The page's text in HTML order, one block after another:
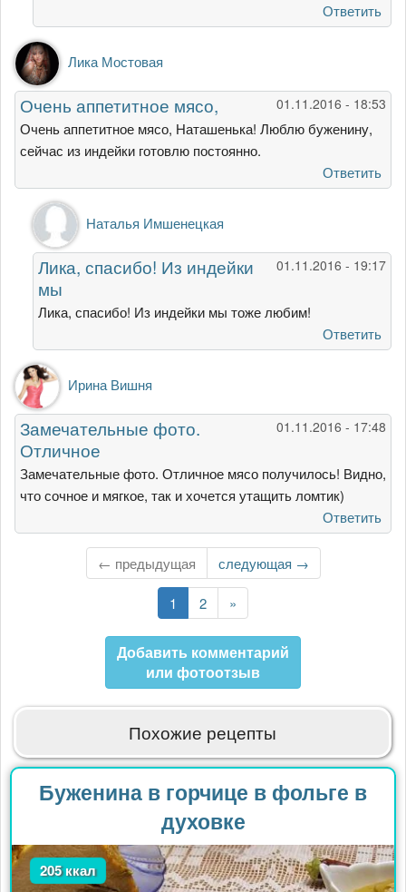
Ответить
Лика Мостовая
01.11.2016 - 18:53
Очень аппетитное мясо,
Очень аппетитное мясо, Наташенька! Люблю буженину,
сейчас из индейки готовлю постоянно.
Ответить
Ответ
на
Очень
аппетитное
мясо,
от
Мостовая
Наталья Имшенецкая
01.11.2016 - 19:17
Лика, спасибо! Из индейки
мы
Лика, спасибо! Из индейки мы тоже любим!
Ответить
Ирина Вишня
01.11.2016 - 17:48
Замечательные фото.
Отличное
Замечательные фото. Отличное мясо получилось! Видно,
что сочное и мягкое, так и хочется утащить ломтик)
Ответить
← предыдущая
Следующая
страница
следующая →
Текущая
страница
1 Страница
2
Последняя
страница
»
Добавить комментарий
или фотоотзыв
Похожие рецепты
Буженина в горчице в фольге в
духовке
205 ккал